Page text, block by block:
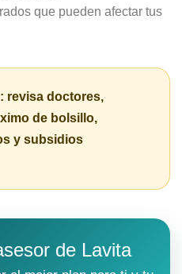
que pueden afectar tus
revisa doctores,
de bolsillo,
y subsidios
de Lavita